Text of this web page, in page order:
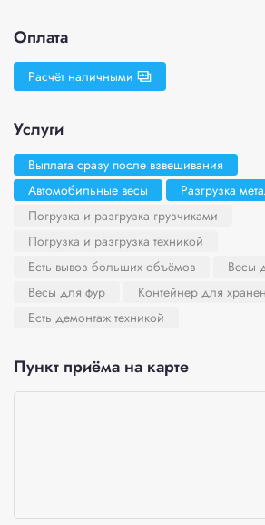
Оплата
Расчёт наличными
Услуги
Выплата сразу после взвешивания
Автомобильные весы
Разгрузка
Погрузка и разгрузка грузчиками
Погрузка и разгрузка техникой
Есть вывоз больших объёмов
Весы
Весы для фур
Контейнер для
Есть демонтаж техникой
Пункт приёма на карте